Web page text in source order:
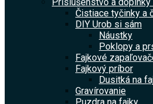
Čistiace tyčinky a
DIY Urob si sám
Náustky
Poklopy a
Fajkové
Fajkový príbor
Dusitká na
Gravírovanie